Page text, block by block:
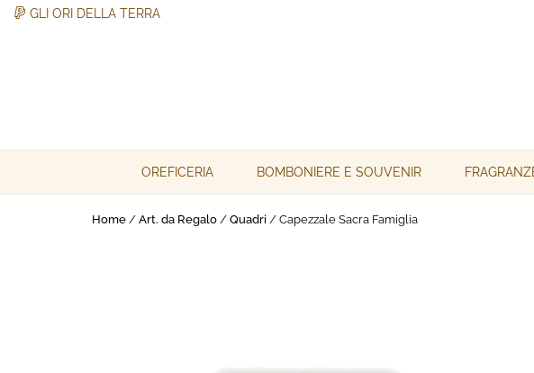
GLI ORI DELLA TERRA
Gli Ori della Terra
OREFICERIA BOMBONIERE E SOUVENIR
Home / Art. da Regalo / Quadri / Capezzale Sacra Famiglia